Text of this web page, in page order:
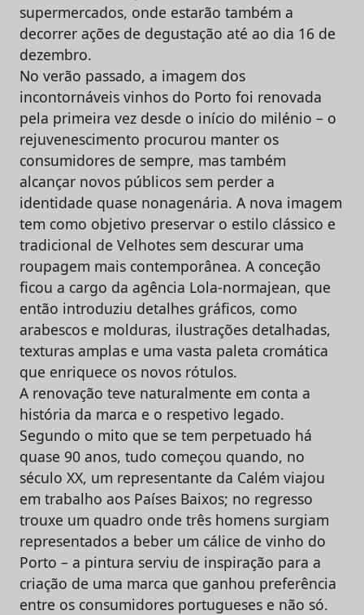
supermercados, onde estarão também a
decorrer ações de degustação até ao dia 16 de
dezembro.
No verão passado, a imagem dos
incontornáveis vinhos do Porto foi renovada
pela primeira vez desde o início do milénio – o
rejuvenescimento procurou manter os
consumidores de sempre, mas também
alcançar novos públicos sem perder a
identidade quase nonagenária. A nova imagem
tem como objetivo preservar o estilo clássico e
tradicional de Velhotes sem descurar uma
roupagem mais contemporânea. A conceção
ficou a cargo da agência Lola-normajean, que
então introduziu detalhes gráficos, como
arabescos e molduras, ilustrações detalhadas,
texturas amplas e uma vasta paleta cromática
que enriquece os novos rótulos.
A renovação teve naturalmente em conta a
história da marca e o respetivo legado.
Segundo o mito que se tem perpetuado há
quase 90 anos, tudo começou quando, no
século XX, um representante da Calém viajou
em trabalho aos Países Baixos; no regresso
trouxe um quadro onde três homens surgiam
representados a beber um cálice de vinho do
Porto – a pintura serviu de inspiração para a
criação de uma marca que ganhou preferência
entre os consumidores portugueses e não só.